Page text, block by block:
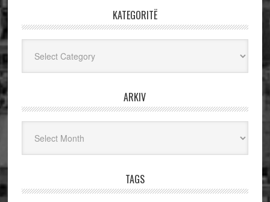
KATEGORITË
ARKIV
TAGS